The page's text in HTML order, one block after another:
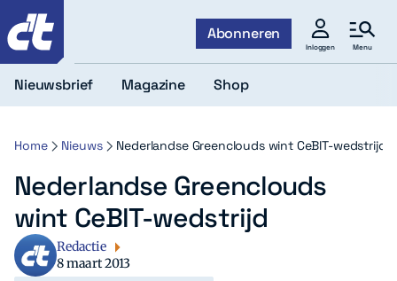
Abonneren
Inloggen Menu
Nieuwsbrief Magazine Shop
Home Nieuws Nederlandse Greenclouds wint CeBIT-wedstrijd
Nederlandse Greenclouds
wint CeBIT-wedstrijd
Redactie
8 maart 2013